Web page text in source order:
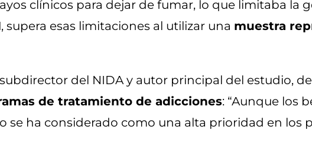
clínicos para dejar de fumar, lo que limitaba la
, supera esas limitaciones al utilizar una muestra
del NIDA y autor principal del estudio,
de tratamiento de adicciones: “Aunque los
se ha considerado como una alta prioridad en los